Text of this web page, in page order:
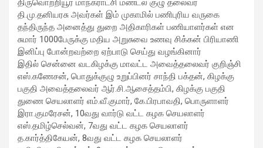
circulation while we performed the intervention. However, the
blockage itself was extremely complex and could not be crossed
using conventional balloons. ELCA enabled us to precisely
remove the obstruction and successfully complete the
angioplasty. Combining these two advanced technologies allowed
us to safely treat a patient who would otherwise have faced a
significantly higher risk." Patients with severely weakened heart
function and complex coronary artery disease often require more
than conventional angioplasty. While this approach is not a
replacement for bypass surgery, it enables doctors to perform
high-risk angioplasty more safely in carefully selected patients.
Prashanth Hospitals continues to strengthen its advanced
திருவொற்றியூர் மாநகராட்சி மண்டல குழு தலைவர்
தி.மு.தனியரசு அவர்கள் இம் முகாமில் பணிபுரிய வருகை
தந்திருந்த அனைத்து துறை அதிகாரிகள் பணியாளர்கள் என
சுமார் 1000பேருக்கு மதிய அறுசுவை உணவு சிக்கன் பிரியாணி
இனிப்பு போன்றவற்றை ஏற்பாடு செய்து வழங்கினார்
இதில் சென்னை வடகிழக்கு மாவட்ட அவைத்தலைவர் குறிஞ்சி
எஸ்.கணேசன், பொதுக்குழு உறுப்பினர் சாந்தி பக்தன், கிழக்கு
பகுதி அவைத்தலைவர் ஆர்.சி.ஆசைத்தம்பி, கிழக்கு பகுதி
துணை செயலாளர் எம்.வீ.குமார், கே.பிரபாவதி, பொருளாளர்
இரா.குமரேசன், 10வது வார்டு வட்ட கழக செயலாளர்
எஸ்.தமிழ்செல்வன், 7வது வட்ட கழக செயலாளர்
த.கார்த்திகேயன், 8வது வட்ட கழக செயலாளர்